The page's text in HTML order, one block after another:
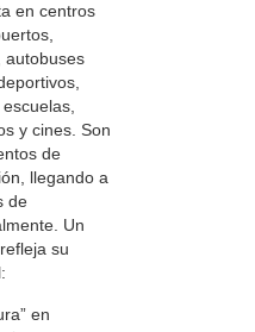
en centros
autobuses
y cines. Son
de
llegando a
de
Un
su
en